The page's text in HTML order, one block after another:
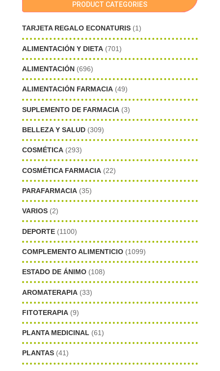
PRODUCT CATEGORIES
TARJETA REGALO ECONATURIS (1)
ALIMENTACIÓN Y DIETA (701)
ALIMENTACIÓN (696)
ALIMENTACIÓN FARMACIA (49)
SUPLEMENTO DE FARMACIA (3)
BELLEZA Y SALUD (309)
COSMÉTICA (293)
COSMÉTICA FARMACIA (22)
PARAFARMACIA (35)
VARIOS (2)
DEPORTE (1100)
COMPLEMENTO ALIMENTICIO (1099)
ESTADO DE ÁNIMO (108)
AROMATERAPIA (33)
FITOTERAPIA (9)
PLANTA MEDICINAL (61)
PLANTAS (41)